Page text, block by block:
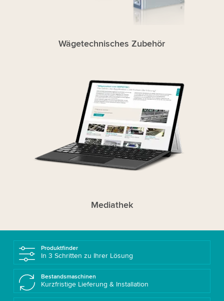
Wägetechnisches Zubehör
Mediathek
Produktfinder
In 3 Schritten zu Ihrer Lösung
Bestandsmaschinen
Kurzfristige Lieferung & Installation